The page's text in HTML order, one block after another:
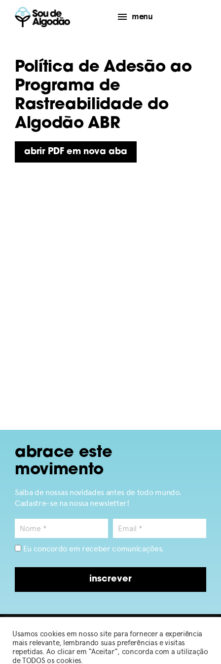
menu
Política de Adesão ao
Programa de
Rastreabilidade do
Algodão ABR
abrir PDF em nova aba
abrace este
movimento
Saiba de nossas novidades antes de todo mundo.
Cadastre-se na nossa newsletter!
Eu concordo em receber comunicações.
inscrever
2026 © Sou de Algodão
Usamos cookies em nosso site para fornecer a experiência
mais relevante, lembrando suas preferências e visitas
repetidas. Ao clicar em “Aceitar”, concorda com a utilização
de TODOS os cookies.